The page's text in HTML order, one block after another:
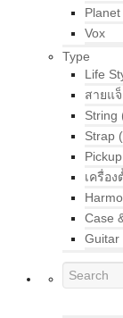
Vox
Type
Life
สายแ
String
Strap
เครื่อ
Case